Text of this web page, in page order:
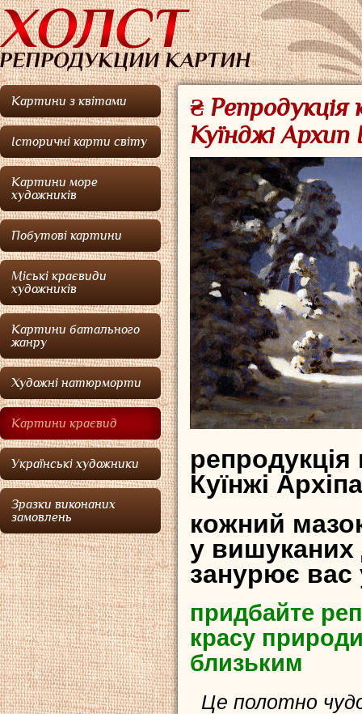
Картини з квітами
Історичні карти світу
Картини море
художників
Побутові картини
Міські краєвиди
художників
Картини батального
жанру
Художні натюрморти
Картини краєвид
Українські художники
Зразки виконаних
замовлень
₴ Репродукція
Куїнджі Архип
Куїнжі
кожний
у вишуканих
занурює вас
придбайте
красу
близьким
Це полотно